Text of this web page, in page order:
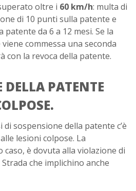
oltre i 60 km/h: multa di
di 10 punti sulla patente e
patente da 6 a 12 mesi. Se la
commessa una seconda
con la revoca della patente.
DELLA PATENTE
sospensione della patente c’è
lesioni colpose. La
è dovuta alla violazione di
che implichino anche